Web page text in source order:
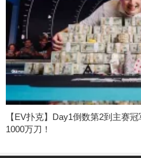
【EV扑克】Day1倒数第2到主赛
1000万刀！